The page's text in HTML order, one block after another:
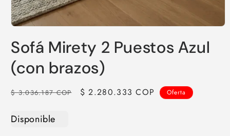
multimedia
1
en
una
ventana
Sofá Mirety 2 Puestos Azul
(con brazos)
Precio
$ 3.036.187 COP
Precio
$ 2.280.333 COP Oferta
Disponible